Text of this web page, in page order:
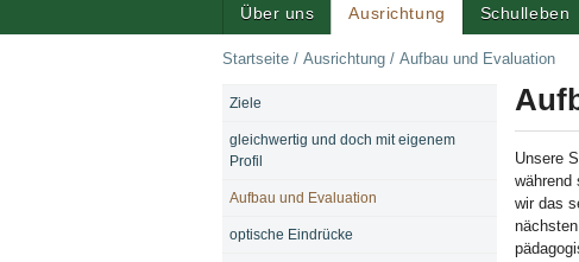
Über uns Ausrichtung Schulleben
Startseite / Ausrichtung / Aufbau und Evaluation
Unsere
während
wir das
NAVIGATION
Ziele
gleichwertig und doch mit eigenem
Profil
Aufbau und Evaluation
optische Eindrücke